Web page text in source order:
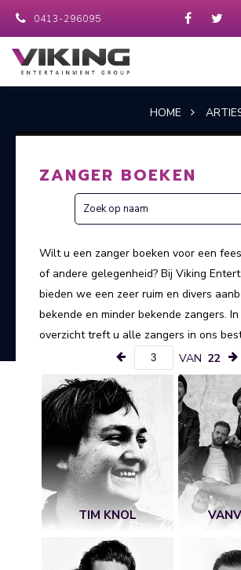
0413-296095
HOME
ZANGER BOEKEN
Wilt u een zanger boeken voor een
of andere gelegenheid? Bij Viking
bieden we een zeer ruim en divers
bekende en minder bekende zangers.
overzicht treft u alle zangers in ons
VAN 22
TIM KNOL